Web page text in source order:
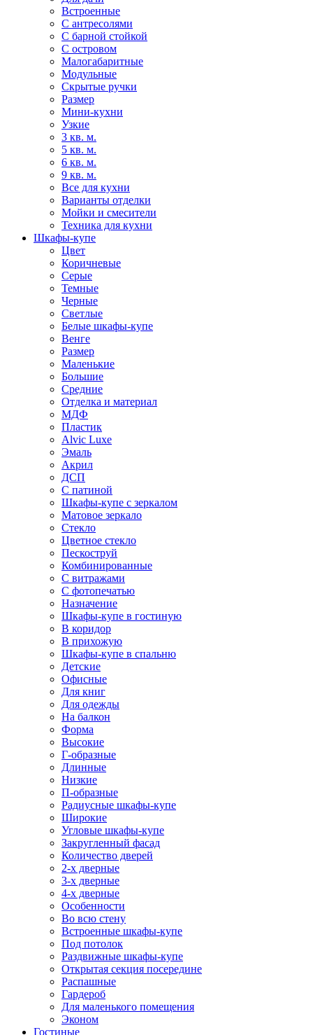
Встроенные
С антресолями
С барной стойкой
С островом
Малогабаритные
Модульные
Скрытые ручки
Размер
Мини-кухни
Узкие
3 кв. м.
5 кв. м.
6 кв. м.
9 кв. м.
Все для кухни
Варианты отделки
Мойки и смесители
Техника для кухни
Шкафы-купе
Цвет
Коричневые
Серые
Темные
Черные
Светлые
Белые шкафы-купе
Венге
Размер
Маленькие
Большие
Средние
Отделка и материал
МДФ
Пластик
Alvic Luxe
Эмаль
Акрил
ДСП
С патиной
Шкафы-купе с зеркалом
Матовое зеркало
Стекло
Цветное стекло
Пескоструй
Комбинированные
С витражами
С фотопечатью
Назначение
Шкафы-купе в гостиную
В коридор
В прихожую
Шкафы-купе в спальню
Детские
Офисные
Для книг
Для одежды
На балкон
Форма
Высокие
Г-образные
Длинные
Низкие
П-образные
Радиусные шкафы-купе
Широкие
Угловые шкафы-купе
Закругленный фасад
Количество дверей
2-х дверные
3-х дверные
4-х дверные
Особенности
Во всю стену
Встроенные шкафы-купе
Под потолок
Раздвижные шкафы-купе
Открытая секция посередине
Распашные
Гардероб
Для маленького помещения
Эконом
Гостиные